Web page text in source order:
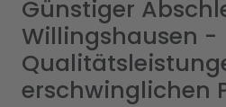
Günstiger
Willingshausen -
erschwinglichen